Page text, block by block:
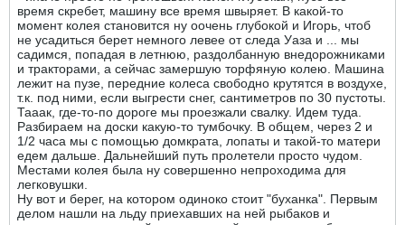
время скребет, машину все время швыряет. В какой-то
момент колея становится ну оочень глубокой и Игорь, чтоб
не усадиться берет немного левее от следа Уаза и ... мы
садимся, попадая в летнюю, раздолбанную внедорожниками
и тракторами, а сейчас замершую торфяную колею. Машина
лежит на пузе, передние колеса свободно крутятся в воздухе,
т.к. под ними, если выгрести снег, сантиметров по 30 пустоты.
Тааак, где-то-по дороге мы проезжали свалку. Идем туда.
Разбираем на доски какую-то тумбочку. В общем, через 2 и
1/2 часа мы с помощью домкрата, лопаты и такой-то матери
едем дальше. Дальнейший путь пролетели просто чудом.
Местами колея была ну совершенно непроходима для
легковушки.
Ну вот и берег, на котором одиноко стоит "буханка". Первым
делом нашли на льду приехавших на ней рыбаков и